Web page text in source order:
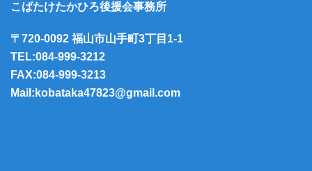
こばたけたかひろ後援会事務所
〒720-0092 福山市山手町3丁目1-1
TEL:084-999-3212
FAX:084-999-3213
Mail:kobataka47823@gmail.com